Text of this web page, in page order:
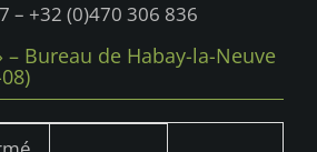
– +32 (0)470 306 836
– Bureau de Habay-la-Neuve